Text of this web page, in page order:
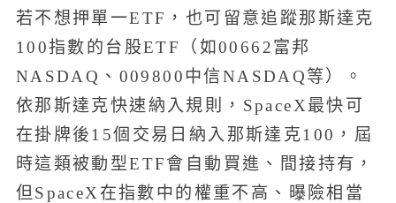
若不想押單一ETF，也可留意追蹤那斯達克
100指數的台股ETF（如00662富邦
NASDAQ、009800中信NASDAQ等）。
依那斯達克快速納入規則，SpaceX最快可
在掛牌後15個交易日納入那斯達克100，屆
時這類被動型ETF會自動買進、間接持有，
但SpaceX在指數中的權重不高、曝險相當